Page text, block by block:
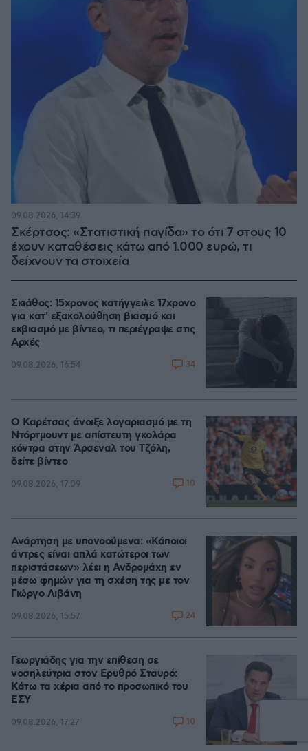
Σκέρτσος: «Στατιστική παγίδα» το ότι 7 στους 10
έχουν καταθέσεις κάτω από 1.000 ευρώ, τι
δείχνουν τα στοιχεία
09.08.2026, 14:39
Σκιάθος: 15χρονος κατήγγειλε 17χρονο
για κατ' εξακολούθηση βιασμό και
εκβιασμό με βίντεο, τι περιέγραψε στις
Αρχές
09.08.2026, 16:54 34
Ο Καρέτσας άνοιξε λογαριασμό με τη
Ντόρτμουντ με απίστευτη γκολάρα
κόντρα στην Άρσεναλ του Τζόλη,
δείτε βίντεο
09.08.2026, 17:09 10
Ανάρτηση με υπονοούμενα: «Κάποιοι
άντρες είναι απλά κατώτεροι των
περιστάσεων» λέει η Ανδρομάχη εν
μέσω φημών για τη σχέση της με τον
Γιώργο Λιβάνη
09.08.2026, 15:57 24
Γεωργιάδης για την επίθεση σε
νοσηλεύτρια στον Ερυθρό Σταυρό:
Κάτω τα χέρια από το προσωπικό του
ΕΣΥ
09.08.2026, 17:27 10